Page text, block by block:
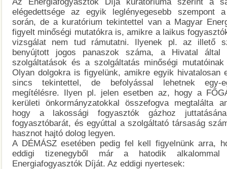
elégedettsége az egyik leglényegesebb szempont
során, de a kuratórium tekintettel van a Magyar
figyelt minőségi mutatókra is, amikre a laikus
vizsgálat nem tud rámutatni. Ilyenek pl. az illető
benyújtott jogos panaszok száma, a Hivatal által
szolgáltatások és a szolgáltatás minőségi
Olyan dolgokra is figyelünk, amikre egyik hivatalosan
sincs tekintettel, de befolyással lehetnek egy-
megítélésre. Ilyen pl. jelen esetben az, hogy a
kerületi önkormányzatokkal összefogva megtalálta
hogy a lakossági fogyasztók gázhoz
fogyasztóbarát, és egyúttal a szolgáltató társaság
hasznot hajtó dolog legyen.
A DÉMÁSZ esetében pedig fel kell figyelnünk arra,
eddigi tizenegyből már a hatodik
Energiafogyasztók Díját. Az eddigi nyertesek: